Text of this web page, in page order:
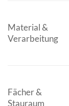
Material &
Verarbeitung
Fächer &
Stauraum